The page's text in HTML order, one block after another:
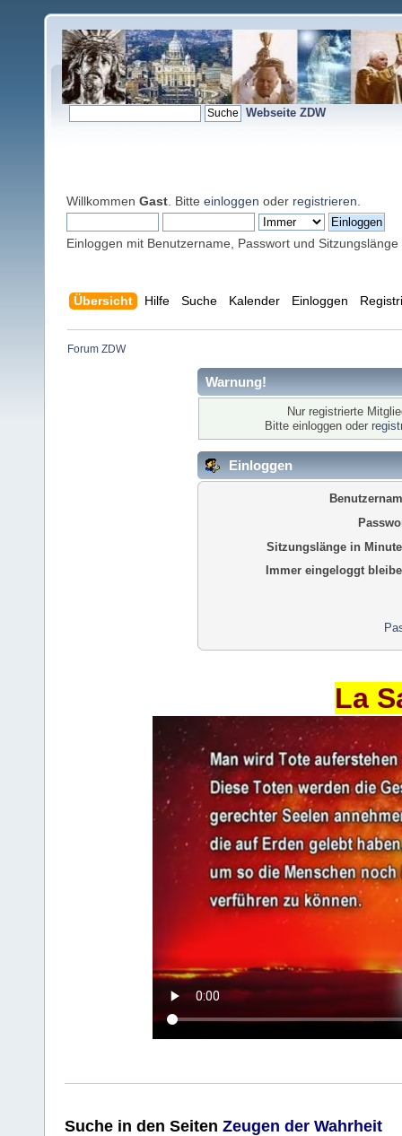
Webseite ZDW
Willkommen Gast . Bitte einloggen oder registrieren
Einloggen mit Benutzername, Passwort und Sitzungslänge
Übersicht Hilfe Suche Kalender Einloggen
Forum ZDW
Warnung!
Nur registrierte
Bitte einloggen oder
Einloggen
Sitzungslänge in
Immer eingeloggt
La
Suche in den Seiten Zeugen der Wahrheit